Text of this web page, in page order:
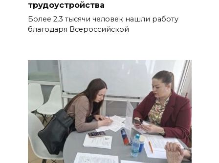
трудоустройства
Более 2,3 тысячи человек нашли работу
благодаря Всероссийской